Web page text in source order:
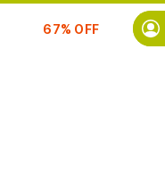
Suscríbete